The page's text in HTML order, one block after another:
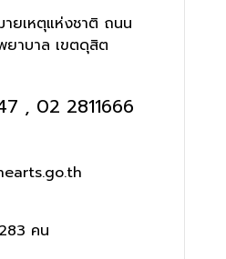
ยเหตุแห่งชาติ ถนน
ยาบาล เขตดุสิต
, 02 2811666
คน